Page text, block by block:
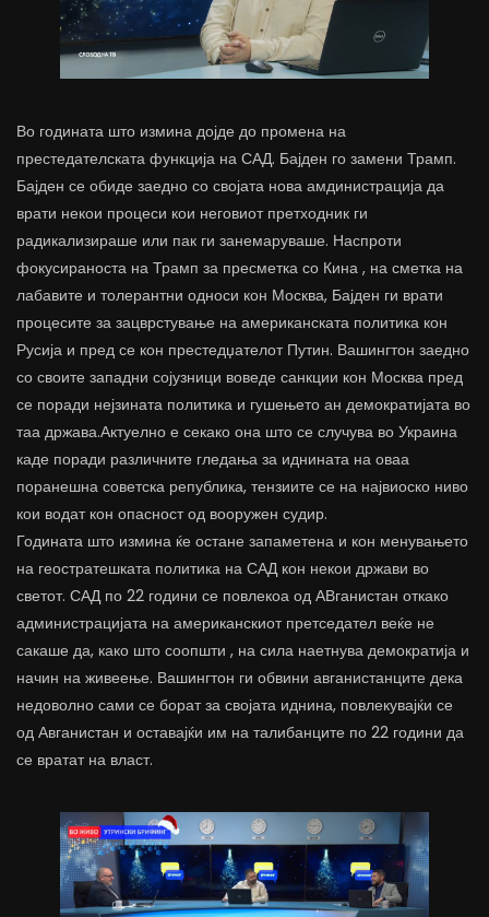
Во годината што измина дојде до промена на
престедателската функција на САД. Бајден го замени Трамп.
Бајден се обиде заедно со својата нова амдинистрација да
врати некои процеси кои неговиот претходник ги
радикализираше или пак ги занемаруваше. Наспроти
фокусираноста на Трамп за пресметка со Кина , на сметка на
лабавите и толерантни односи кон Москва, Бајден ги врати
процесите за зацврстување на американската политика кон
Русија и пред се кон престедџателот Путин. Вашингтон заедно
со своите западни сојузници воведе санкции кон Москва пред
се поради нејзината политика и гушењето ан демократијата во
таа држава.Актуелно е секако она што се случува во Украина
каде поради различните гледања за иднината на оваа
поранешна советска република, тензиите се на највиоско ниво
кои водат кон опасност од вооружен судир.
Годината што измина ќе остане запаметена и кон менувањето
на геостратешката политика на САД кон некои држави во
светот. САД по 22 години се повлекоа од АВганистан откако
администрацијата на американскиот претседател веќе не
сакаше да, како што соопшти , на сила наетнува демократија и
начин на живеење. Вашингтон ги обвини авганистанците дека
недоволно сами се борат за својата иднина, повлекувајќи се
од Авганистан и оставајќи им на талибанците по 22 години да
се вратат на власт.